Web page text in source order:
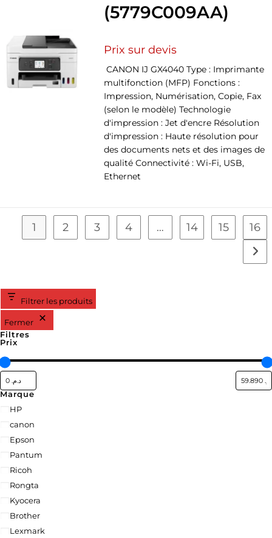
(5779C009AA)
Prix sur devis
CANON IJ GX4040 Type : Imprimante
multifonction (MFP) Fonctions :
Impression, Numérisation, Copie, Fax
(selon le modèle) Technologie
d'impression : Jet d'encre Résolution
d'impression : Haute résolution pour
des documents nets et des images de
qualité Connectivité : Wi-Fi, USB,
Ethernet
1 2 3 4 … 14 15 16
Filtrer les produits
Fermer
Filtres
Prix
Marque
HP
canon
Epson
Pantum
Ricoh
Rongta
Kyocera
Brother
Lexmark